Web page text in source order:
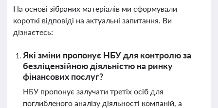
На основі зібраних матеріалів ми сформували
короткі відповіді на актуальні запитання. Ви
дізнаєтесь:
Які зміни пропонує НБУ для контролю за
безліцензійною діяльністю на ринку
фінансових послуг?
НБУ пропонує залучати третіх осіб для
поглибленого аналізу діяльності компаній, а